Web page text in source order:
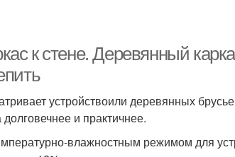
к стене. Деревянный
устройствоили деревянных
и практичнее.
влажностным режимом для